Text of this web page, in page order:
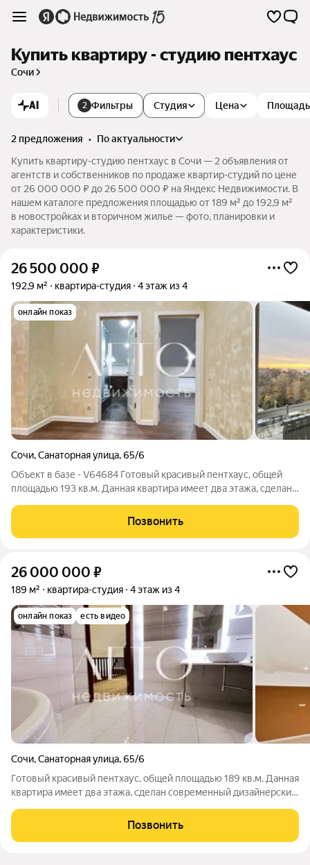
Купить квартиру - студию пентхаус
Сочи
AI 2 Фильтры Студия Цена Площадь
2 предложения •
по актуальности
Купить квартиру-студию пентхаус в Сочи — 2 объявления от
агентств и собственников по продаже квартир-студий по цене
от 26 000 000 ₽ до 26 500 000 ₽ на Яндекс Недвижимости. В
нашем каталоге предложения площадью от 189 м² до 192,9 м²
в новостройках и вторичном жилье — фото, планировки и
характеристики.
26 500 000 ₽
192,9 м² квартира-студия 4 этаж из 4
онлайн показ
Сочи,Санаторная улица,65/6
Объект в базе - V64684 Готовый красивый пентхаус, общей
площадью 193 кв.м. Данная квартира имеет два этажа, сделан
центральные. Газ проведен и подключен. Газовый котел уже
установлен. Вода, электричество,
Позвонить
26 000 000 ₽
189 м² квартира-студия 4 этаж из 4
онлайн показ есть видео
Сочи,Санаторная улица,65/6
Готовый красивый пентхаус, общей площадью 189 кв.м. Данная
квартира имеет два этажа, сделан современный дизайнерский
подключен. Газовый котел уже установлен. Вода,
электричество, канализация все
Позвонить